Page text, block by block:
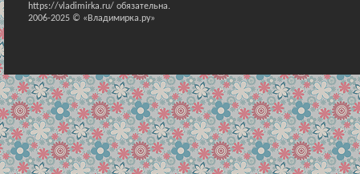
https://vladimirka.ru/ обязательна.
2006-2025 © «Владимирка.ру»